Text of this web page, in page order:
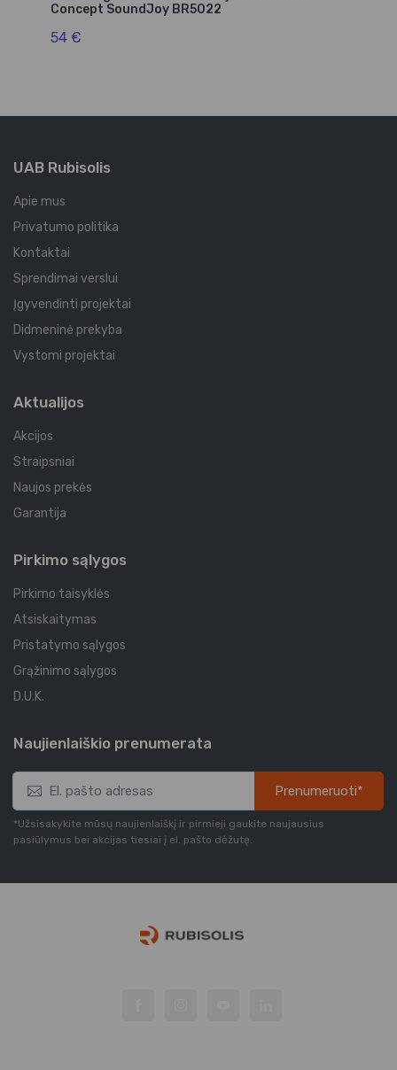
Concept SoundJoy BR5022
54 €
UAB Rubisolis
Apie mus
Privatumo politika
Kontaktai
Sprendimai verslui
Įgyvendinti projektai
Didmeninė prekyba
Vystomi projektai
Aktualijos
Akcijos
Straipsniai
Naujos prekės
Garantija
Pirkimo sąlygos
Pirkimo taisyklės
Atsiskaitymas
Pristatymo sąlygos
Grąžinimo sąlygos
D.U.K.
Naujienlaiškio prenumerata
Prenumeruoti*
*Užsisakykite mūsų naujienlaiškį ir pirmieji gaukite naujausius
pasiūlymus bei akcijas tiesiai į el. pašto dėžutę.